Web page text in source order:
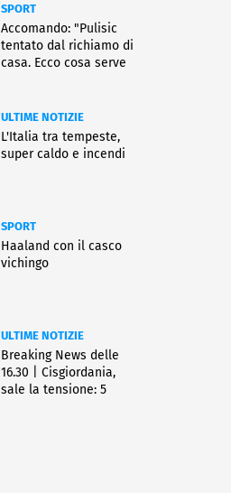
SPORT
Accomando: "Pulisic
tentato dal richiamo di
casa. Ecco cosa serve
ULTIME NOTIZIE
L'Italia tra tempeste,
super caldo e incendi
SPORT
Haaland con il casco
vichingo
ULTIME NOTIZIE
Breaking News delle
16.30 | Cisgiordania,
sale la tensione: 5